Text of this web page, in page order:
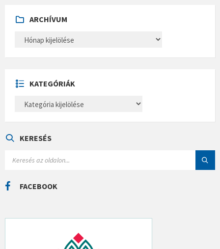
ARCHÍVUM
H
U
M
KATEGÓRIÁK
E
Á
KERESÉS
C
H
FACEBOOK